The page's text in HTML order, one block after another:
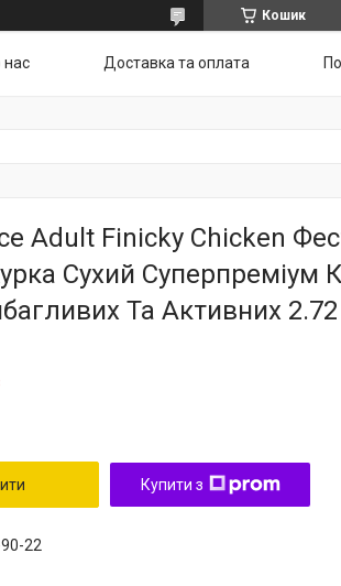
Кошик
нас Доставка та оплата
Adult Finicky Chicken
Сухий Суперпреміум
Та Активних 2.72
Купити з
22